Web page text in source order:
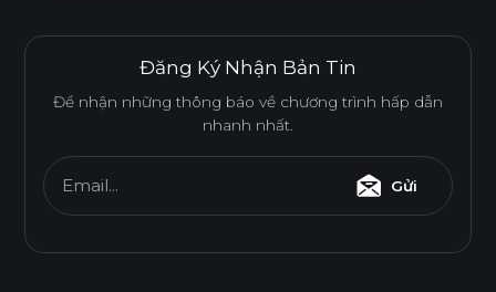
Đăng Ký Nhận Bản Tin
Để nhận những thông báo về chương trình hấp dẫn
nhanh nhất.
Email... Gửi